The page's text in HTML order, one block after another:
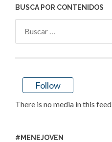
BUSCA POR CONTENIDOS
Follow
There is no media in this feed
#MENEJOVEN